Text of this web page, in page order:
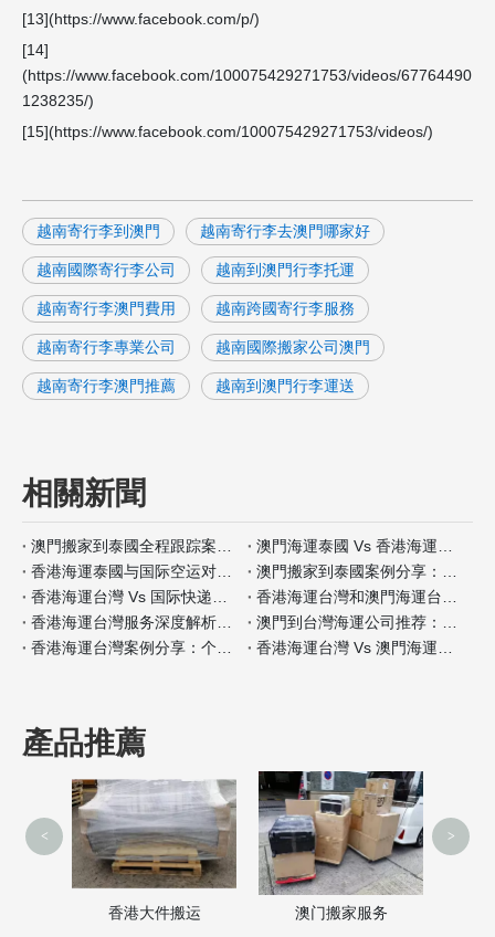
[13](https://www.facebook.com/p/)
[14]
(https://www.facebook.com/100075429271753/videos/67764490
1238235/)
[15](https://www.facebook.com/100075429271753/videos/)
越南寄行李到澳門 越南寄行李去澳門哪家好
越南國際寄行李公司 越南到澳門行李托運
越南寄行李澳門費用 越南跨國寄行李服務
越南寄行李專業公司 越南國際搬家公司澳門
越南寄行李澳門推薦 越南到澳門行李運送
相關新聞
產品推薦
香港大件搬运 澳门搬家服务
< >